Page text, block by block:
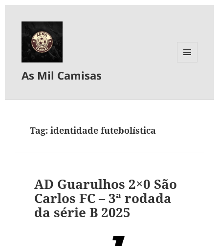
As Mil Camisas
Tag:identidade futebolística
AD Guarulhos 2×0 São
Carlos FC – 3ª rodada
da série B 2025